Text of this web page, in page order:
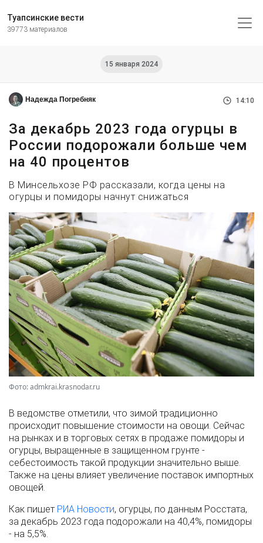
Туапсинские вести
39773 материалов
15 января 2024
Надежда Погребняк 14:10
За декабрь 2023 года огурцы в
России подорожали больше чем
на 40 процентов
В Минсельхозе РФ рассказали, когда цены на
огурцы и помидоры начнут снижаться
Фото: admkrai.krasnodar.ru
В ведомстве отметили, что зимой традиционно
происходит повышение стоимости на овощи. Сейчас
на рынках и в торговых сетях в продаже помидоры и
огурцы, выращенные в защищенном грунте -
себестоимость такой продукции значительно выше.
Также на цены влияет увеличение поставок импортных
овощей.
Как пишет РИА Новости, огурцы, по данным Росстата,
за декабрь 2023 года подорожали на 40,4%, помидоры
- на 5,5%.